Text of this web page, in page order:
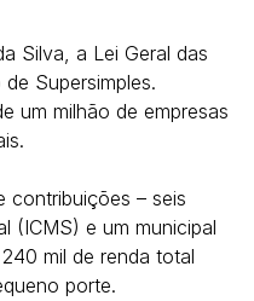
Supersimples.
um milhão de empresas
contribuições – seis
(ICMS) e um municipal
mil de renda total
porte.